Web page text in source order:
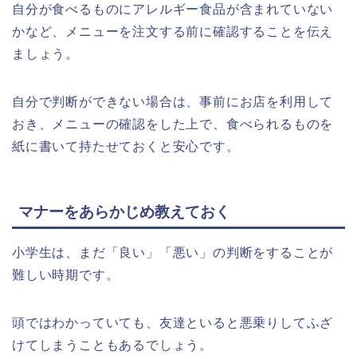
自分が食べるものにアレルギー食品が含まれていない
かなど、メニューを注文する前に確認することを伝え
ましょう。
自分で判断ができない場合は、事前にお店を利用して
おき、メニューの確認をした上で、食べられるものを
紙に書いて持たせておくと安心です。
マナーをあらかじめ教えておく
小学生は、まだ「良い」「悪い」の判断をすることが
難しい時期です。
頭ではわかっていても、友達といると悪乗りしてふざ
けてしまうこともあるでしょう。